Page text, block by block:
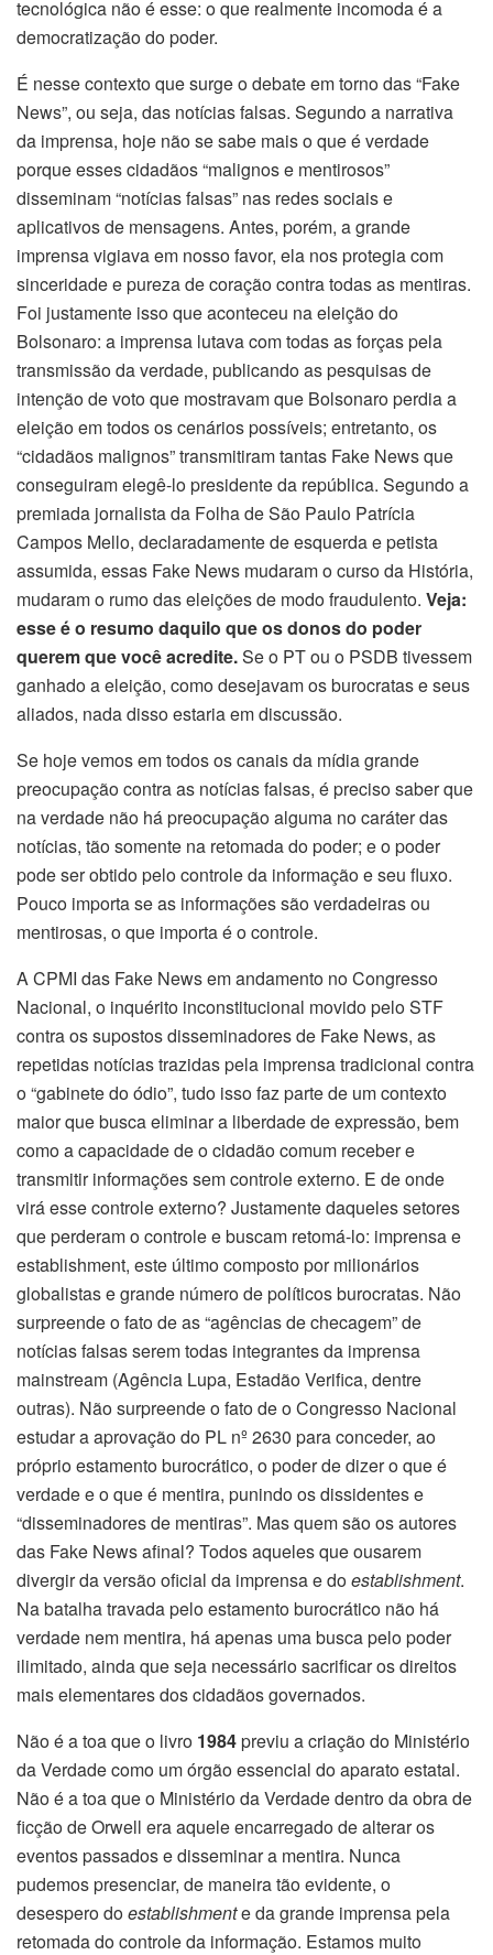
tecnológica não é esse: o que realmente incomoda é a
democratização do poder.
É nesse contexto que surge o debate em torno das “Fake
News”, ou seja, das notícias falsas. Segundo a narrativa
da imprensa, hoje não se sabe mais o que é verdade
porque esses cidadãos “malignos e mentirosos”
disseminam “notícias falsas” nas redes sociais e
aplicativos de mensagens. Antes, porém, a grande
imprensa vigiava em nosso favor, ela nos protegia com
sinceridade e pureza de coração contra todas as mentiras.
Foi justamente isso que aconteceu na eleição do
Bolsonaro: a imprensa lutava com todas as forças pela
transmissão da verdade, publicando as pesquisas de
intenção de voto que mostravam que Bolsonaro perdia a
eleição em todos os cenários possíveis; entretanto, os
“cidadãos malignos” transmitiram tantas Fake News que
conseguiram elegê-lo presidente da república. Segundo a
premiada jornalista da Folha de São Paulo Patrícia
Campos Mello, declaradamente de esquerda e petista
assumida, essas Fake News mudaram o curso da História,
mudaram o rumo das eleições de modo fraudulento. Veja:
esse é o resumo daquilo que os donos do poder
querem que você acredite.Se o PT ou o PSDB tivessem
ganhado a eleição, como desejavam os burocratas e seus
aliados, nada disso estaria em discussão.
Se hoje vemos em todos os canais da mídia grande
preocupação contra as notícias falsas, é preciso saber que
na verdade não há preocupação alguma no caráter das
notícias, tão somente na retomada do poder; e o poder
pode ser obtido pelo controle da informação e seu fluxo.
Pouco importa se as informações são verdadeiras ou
mentirosas, o que importa é o controle.
A CPMI das Fake News em andamento no Congresso
Nacional, o inquérito inconstitucional movido pelo STF
contra os supostos disseminadores de Fake News, as
repetidas notícias trazidas pela imprensa tradicional contra
o “gabinete do ódio”, tudo isso faz parte de um contexto
maior que busca eliminar a liberdade de expressão, bem
como a capacidade de o cidadão comum receber e
transmitir informações sem controle externo. E de onde
virá esse controle externo? Justamente daqueles setores
que perderam o controle e buscam retomá-lo: imprensa e
establishment, este último composto por milionários
globalistas e grande número de políticos burocratas. Não
surpreende o fato de as “agências de checagem” de
notícias falsas serem todas integrantes da imprensa
mainstream (Agência Lupa, Estadão Verifica, dentre
outras). Não surpreende o fato de o Congresso Nacional
estudar a aprovação do PL nº 2630 para conceder, ao
próprio estamento burocrático, o poder de dizer o que é
verdade e o que é mentira, punindo os dissidentes e
“disseminadores de mentiras”. Mas quem são os autores
das Fake News afinal? Todos aqueles que ousarem
divergir da versão oficial da imprensa e doestablishment.
Na batalha travada pelo estamento burocrático não há
verdade nem mentira, há apenas uma busca pelo poder
ilimitado, ainda que seja necessário sacrificar os direitos
mais elementares dos cidadãos governados.
Não é a toa que o livro 1984previu a criação do Ministério
da Verdade como um órgão essencial do aparato estatal.
Não é a toa que o Ministério da Verdade dentro da obra de
ficção de Orwell era aquele encarregado de alterar os
eventos passados e disseminar a mentira. Nunca
pudemos presenciar, de maneira tão evidente, o
desespero doestablishmente da grande imprensa pela
retomada do controle da informação. Estamos muito